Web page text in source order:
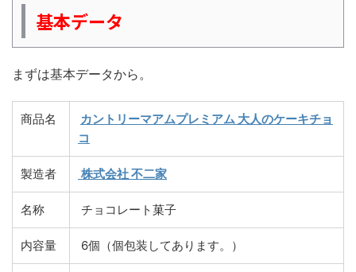
基本データ
まずは基本データから。
商品名
カントリーマアムプレミアム 大人のケーキチョ
コ
製造者 株式会社 不二家
名称 チョコレート菓子
内容量 6個（個包装してあります。）